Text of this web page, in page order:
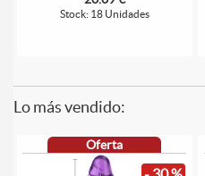
Stock: 18 Unidades
Lo más vendido:
Oferta